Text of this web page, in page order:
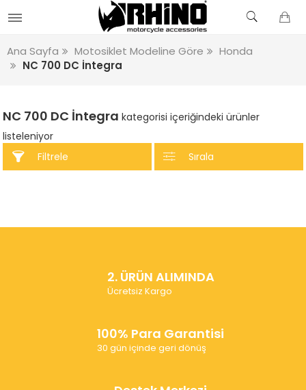
Ana Sayfa Motosiklet Modeline Göre
Honda
NC 700 DC İntegra
NC 700 DC İntegra kategorisi içeriğindeki ürünler
listeleniyor
Filtrele
Sırala
2. ÜRÜN ALIMINDA
Ücretsiz Kargo
100% Para Garantisi
30 gün içinde geri dönüş